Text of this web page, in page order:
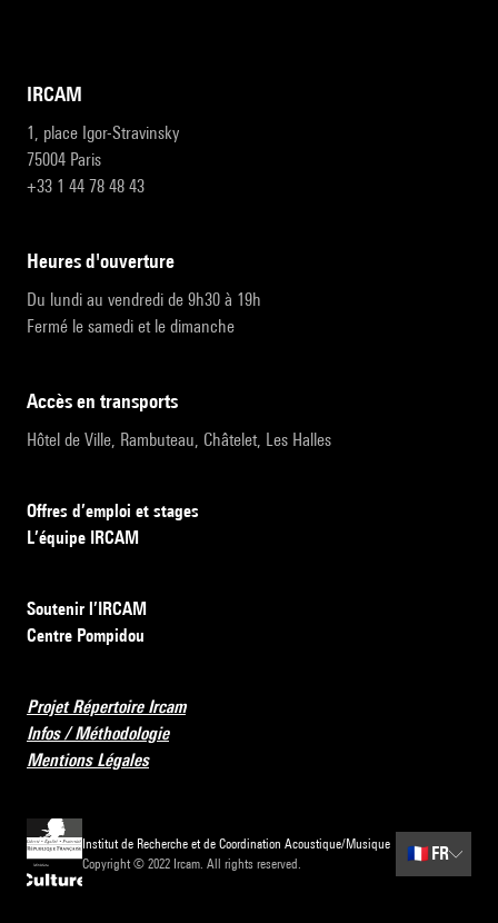
IRCAM
1, place Igor-Stravinsky
75004 Paris
+33 1 44 78 48 43
heures d'ouverture
Du lundi au vendredi de 9h30 à 19h
Fermé le samedi et le dimanche
accès en transports
Hôtel de Ville, Rambuteau, Châtelet, Les Halles
Offres d’emploi et stages
L’équipe IRCAM
Soutenir l’IRCAM
Centre Pompidou
Projet Répertoire Ircam
Infos / Méthodologie
Mentions Légales
Institut de Recherche et de Coordination Acoustique/Musique
Copyright © 2022 Ircam. All rights reserved.
🇫🇷 FR